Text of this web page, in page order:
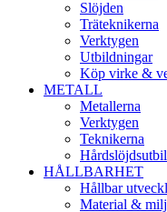
Slöjden
Träteknikerna
Verktygen
Utbildningar
Köp virke &
METALL
Metallerna
Verktygen
Teknikerna
HÅLLBARHET
Hållbar
Material &